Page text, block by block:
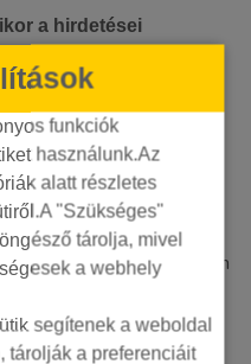
funkciók
használunk.Az
alatt részletes
"Szükséges"
tárolja, mivel
a webhely
segítenek a weboldal
tárolják a preferenciáit
a hirdetései
vannak a legjobb
Pl. hétvégén, vagy
meg.
A Google
eleme van (mennyit tud
pontszáma). Ha Ön nem
legyen kiváló a
a hidetésbővítmények
élmény.